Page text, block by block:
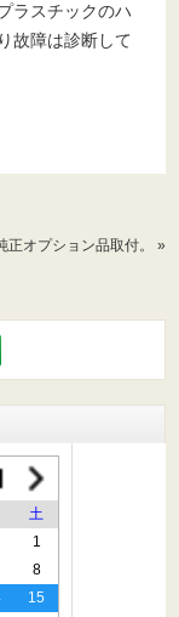
ラスチックのハ
故障は診断して
正オプション品取付。 »
土
1
8
15